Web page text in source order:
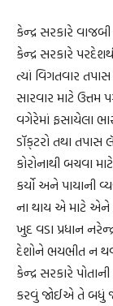
કેન્દ્ર સરકારે
કેન્દ્ર સરકારે
ત્યાં વિગતવાર
સારવાર માટે ઉત્તમ
વગેરેમાં ફસાયેલા
ડૉક્‌ટરો તથા તપાસ
કોરોનાથી બચવા
કર્યો અને પાયાની
ના થાય એ માટે એને
ખુદ વડા પ્રધાન
દેશોને ભયભીત ન
કેન્દ્ર સરકારે
કરવું જોઈએ તે બધું જ